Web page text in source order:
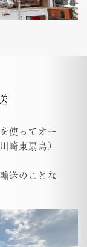
使ってオー
崎東扇島）
送のことな